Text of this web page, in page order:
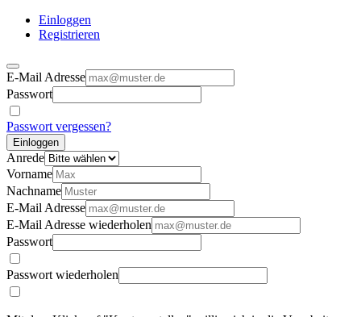
Einloggen
Registrieren
E-Mail Adresse
Passwort
Passwort vergessen?
Einloggen
Anrede
Vorname
Nachname
E-Mail Adresse
E-Mail Adresse wiederholen
Passwort
Passwort wiederholen